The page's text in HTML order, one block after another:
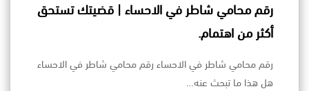
رقم محامي شاطر في الاحساء | قضيتك تستحق
أكثر من اهتمام.
رقم محامي شاطر في الاحساء رقم محامي شاطر في الاحساء
هل هذا ما تبحث عنه…